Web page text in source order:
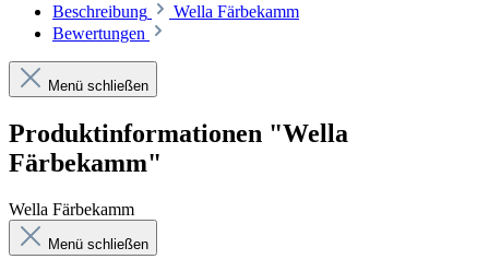
Beschreibung
Wella Färbekamm
Bewertungen
Menü schließen
Produktinformationen "Wella
Färbekamm"
Wella Färbekamm
Menü schließen